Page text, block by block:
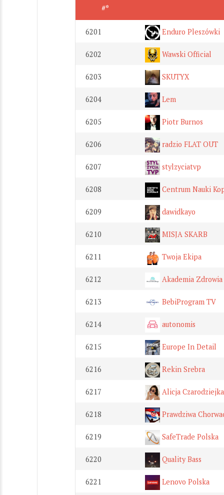
#*
6201 Enduro Pleszówki
6202 Wawski Official
6203 SKUTYX
6204 Lem
6205 Piotr Burnos
6206 radzio FLAT OUT
6207 stylzyciatvp
6208 Centrum Nauki
6209 dawidkayo
6210 MISJA SKARB
6211 Twoja Ekipa
6212 Akademia Zdrowia
6213 BebiProgram TV
6214 autonomis
6215 Europe In Detail
6216 Rekin Srebra
6217 Alicja
6218 Prawdziwa
6219 SafeTrade Polska
6220 Quality Bass
6221 Lenovo Polska